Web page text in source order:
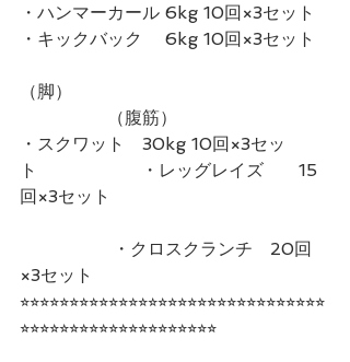
・ハンマーカール 6kg 10回×3セット
・キックバック　 6kg 10回×3セット
（脚）
（腹筋）
・スクワット　30kg 10回×3セッ
ト　　　　　   ・レッグレイズ　　15
回×3セット
・クロスクランチ　20回
×3セット
⭐︎⭐︎⭐︎⭐︎⭐︎⭐︎⭐︎⭐︎⭐︎⭐︎⭐︎⭐︎⭐︎⭐︎⭐︎⭐︎⭐︎⭐︎⭐︎⭐︎⭐︎⭐︎⭐︎⭐︎⭐︎⭐︎⭐︎⭐︎⭐︎⭐︎⭐︎
⭐︎⭐︎⭐︎⭐︎⭐︎⭐︎⭐︎⭐︎⭐︎⭐︎⭐︎⭐︎⭐︎⭐︎⭐︎⭐︎⭐︎⭐︎⭐︎⭐︎